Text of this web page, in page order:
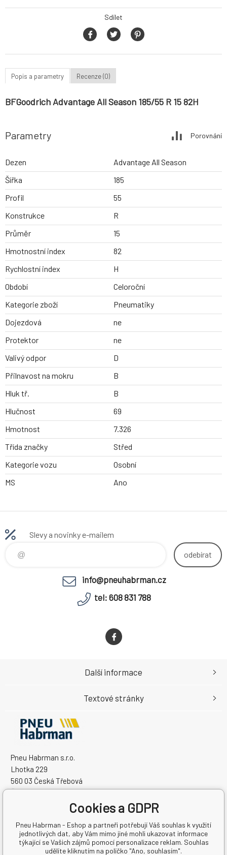
Sdílet
Popis a parametry Recenze (0)
BFGoodrich Advantage All Season 185/55 R 15 82H
Parametry Porovnání
Dezen
Advantage All Season
Šířka
185
Profil
55
Konstrukce
R
Průměr
15
Hmotnostní index
82
Rychlostní index
H
Období
Celoroční
Kategorie zboží
Pneumatiky
Dojezdová
ne
Protektor
ne
Valivý odpor
D
Přilnavost na mokru
B
Hluk tř.
B
Hlučnost
69
Hmotnost
7.326
Třída značky
Střed
Kategorie vozu
Osobní
MS
Ano
Slevy a novinky e-mailem
odebírat
info@pneuhabrman.cz
tel: 608 831 788
Pneu Habrman s.r.o.
Lhotka 229
560 03 Česká Třebová
Česká Republika
Další informace
Textové stránky
Cookies a GDPR
Pneu Habrman - Eshop a partneři potřebují Váš souhlas k využití
jednotlivých dat, aby Vám mimo jiné mohli ukazovat informace
týkající se Vašich zájmů pomocí personalizace reklam. Souhlas
udělíte kliknutím na políčko "Ano, souhlasím".